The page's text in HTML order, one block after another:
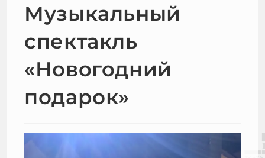
Музыкальный
спектакль
«Новогодний
подарок»